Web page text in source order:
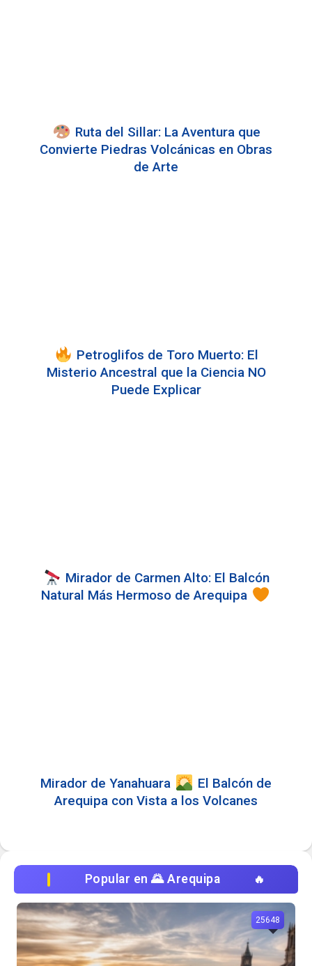
Ruta del Sillar: La Aventura que
Convierte Piedras Volcánicas en Obras
de Arte
Petroglifos de Toro Muerto: El
Misterio Ancestral que la Ciencia NO
Puede Explicar
Mirador de Carmen Alto: El Balcón
Natural Más Hermoso de Arequipa
Mirador de Yanahuara
El Balcón de
Arequipa con Vista a los Volcanes
Popular en 🌄 Arequipa
25648